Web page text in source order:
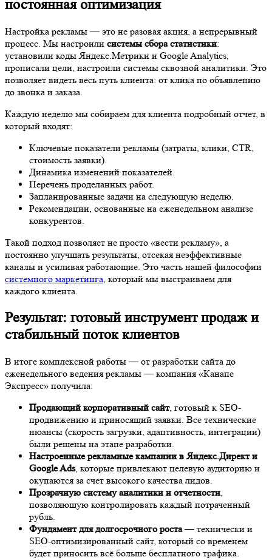
постоянная оптимизация
Настройка рекламы — это не разовая акция, а непрерывный
процесс. Мы настроили системы сбора статистики:
установили коды Яндекс.Метрики и Google Analytics,
прописали цели, настроили системы сквозной аналитики. Это
позволяет видеть весь путь клиента: от клика по объявлению
до звонка и заказа.
Каждую неделю мы собираем для клиента подробный отчет, в
который входят:
Ключевые показатели рекламы (затраты, клики, CTR,
стоимость заявки).
Динамика изменений показателей.
Перечень проделанных работ.
Запланированные задачи на следующую неделю.
Рекомендации, основанные на еженедельном анализе
конкурентов.
Такой подход позволяет не просто «вести рекламу», а
постоянно улучшать результаты, отсекая неэффективные
каналы и усиливая работающие. Это часть нашей философии
системного маркетинга, который мы выстраиваем для
каждого клиента.
Результат: готовый инструмент продаж и
стабильный поток клиентов
В итоге комплексной работы — от разработки сайта до
еженедельного ведения рекламы — компания «Канапе
Экспресс» получила:
Продающий корпоративный сайт, готовый к SEO-
продвижению и приносящий заявки. Все технические
нюансы (скорость загрузки, адаптивность, интеграции)
были решены на этапе разработки.
Настроенные рекламные кампании в Яндекс.Директ и
Google Ads, которые привлекают целевую аудиторию и
окупаются за счет высокого качества лидов.
Прозрачную систему аналитики и отчетности,
позволяющую контролировать каждый потраченный
рубль.
Фундамент для долгосрочного роста— технически и
SEO-оптимизированный сайт, который со временем
будет приносить всё больше бесплатного трафика.